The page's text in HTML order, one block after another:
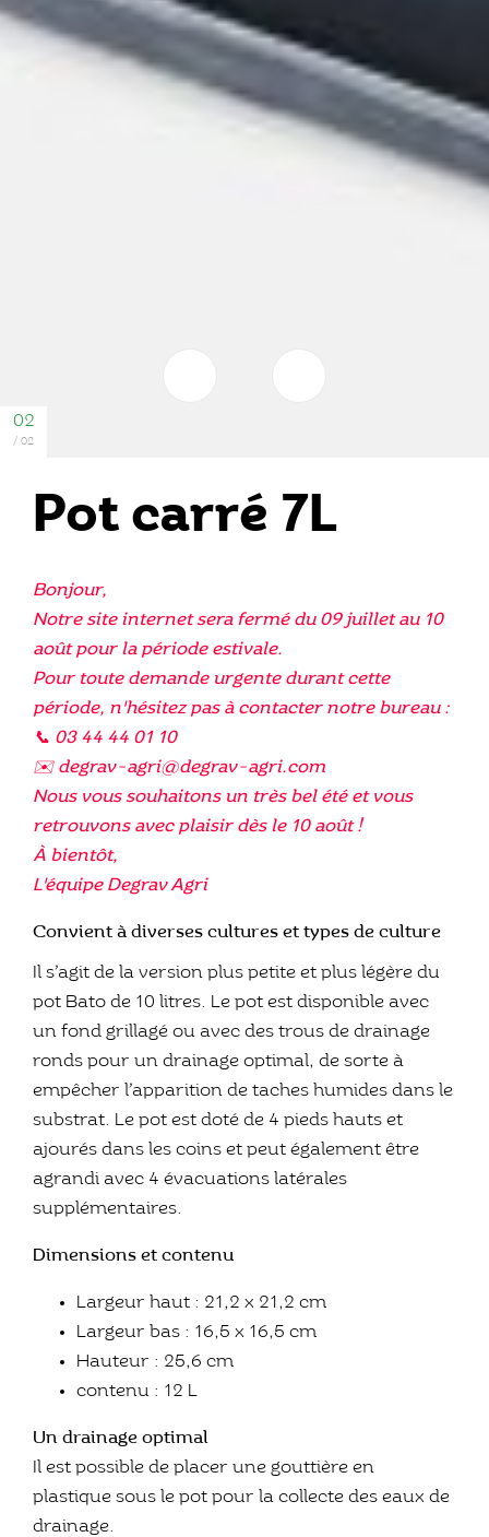
Pot carré 7L
Bonjour,
Notre site internet sera fermé du 09 juillet au 10
août pour la période estivale.
Pour toute demande urgente durant cette
période, n'hésitez pas à contacter notre bureau :
📞 03 44 44 01 10
✉️ degrav-agri@degrav-agri.com
Nous vous souhaitons un très bel été et vous
retrouvons avec plaisir dès le 10 août !
À bientôt,
L'équipe Degrav Agri
Convient à diverses cultures et types de culture
Il s’agit de la version plus petite et plus légère du
pot Bato de 10 litres. Le pot est disponible avec
un fond grillagé ou avec des trous de drainage
ronds pour un drainage optimal, de sorte à
empêcher l’apparition de taches humides dans le
substrat. Le pot est doté de 4 pieds hauts et
ajourés dans les coins et peut également être
agrandi avec 4 évacuations latérales
supplémentaires.
Dimensions et contenu
Largeur haut : 21,2 x 21,2 cm
Largeur bas : 16,5 x 16,5 cm
Hauteur : 25,6 cm
contenu : 12 L
Un drainage optimal
Il est possible de placer une gouttière en
plastique sous le pot pour la collecte des eaux de
drainage.